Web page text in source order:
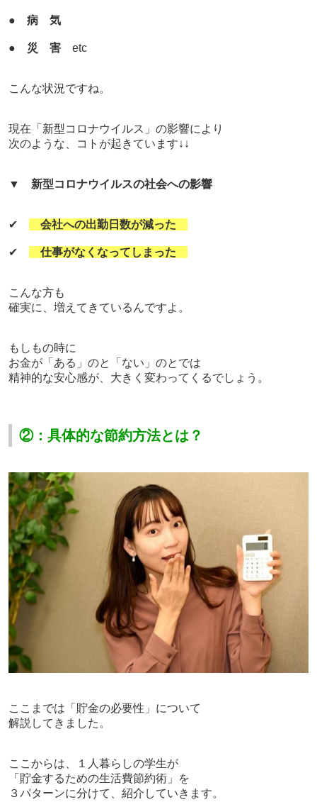
● 病 気
● 災 害etc
こんな状況ですね。
現在「新型コロナウイルス」の影響により
次のような、コトが起きています↓↓
▼ 新型コロナウイルスの社会への影響
✔ 会社への出勤日数が減った
✔ 仕事がなくなってしまった
こんな方も
確実に、増えてきているんですよ。
もしもの時に
お金が「ある」のと「ない」のとでは
精神的な安心感が、大きく変わってくるでしょう。
②：具体的な節約方法とは？
ここまでは「貯金の必要性」について
解説してきました。
ここからは、
１人暮らしの学生が
「貯金するための生活費節約術」を
３パターンに分けて、紹介していきます。